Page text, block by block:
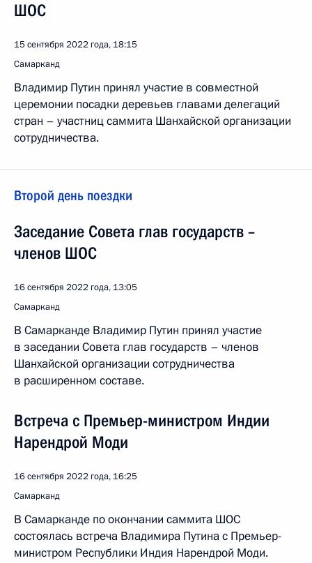
ШОС
15 сентября 2022 года, 18:15
Самарканд
Владимир Путин принял участие в совместной
церемонии посадки деревьев главами делегаций
стран – участниц саммита Шанхайской организации
сотрудничества.
Второй день поездки
Заседание Совета глав государств –
членов ШОС
16 сентября 2022 года, 13:05
Самарканд
В Самарканде Владимир Путин принял участие
в заседании Совета глав государств – членов
Шанхайской организации сотрудничества
в расширенном составе.
Встреча с Премьер-министром Индии
Нарендрой Моди
16 сентября 2022 года, 16:25
Самарканд
В Самарканде по окончании саммита ШОС
состоялась встреча Владимира Путина с Премьер-
министром Республики Индия Нарендрой Моди.